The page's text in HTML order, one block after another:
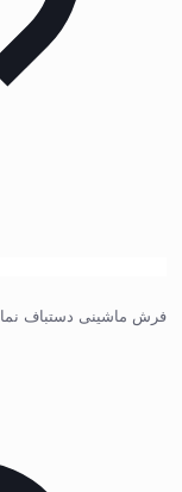
فرش ماشینی دستباف نما